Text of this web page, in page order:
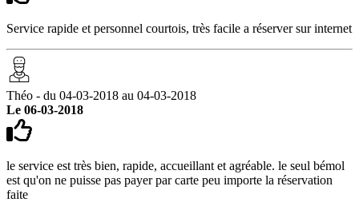
Service rapide et personnel courtois, très facile a réserver sur internet
Théo - du 04-03-2018 au 04-03-2018
Le 06-03-2018
le service est très bien, rapide, accueillant et agréable. le seul bémol
est qu'on ne puisse pas payer par carte peu importe la réservation
faite